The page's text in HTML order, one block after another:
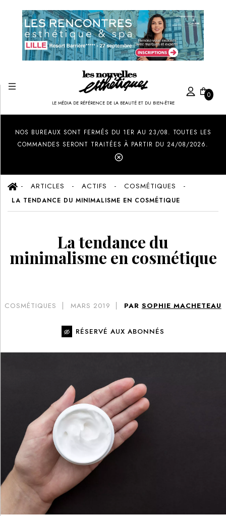
LE MÉDIA DE RÉFÉRENCE DE LA BEAUTÉ ET DU BIEN-ÊTRE
0
NOS BUREAUX SONT FERMÉS DU 1ER AU 23/08. TOUTES LES
COMMANDES SERONT TRAITÉES À PARTIR DU 24/08/2026.
ARTICLES ACTIFS COSMÉTIQUES
LA TENDANCE DU MINIMALISME EN COSMÉTIQUE
La tendance du
minimalisme en cosmétique
COSMÉTIQUES MARS 2019 PAR SOPHIE MACHETEAU
RÉSERVÉ AUX ABONNÉS